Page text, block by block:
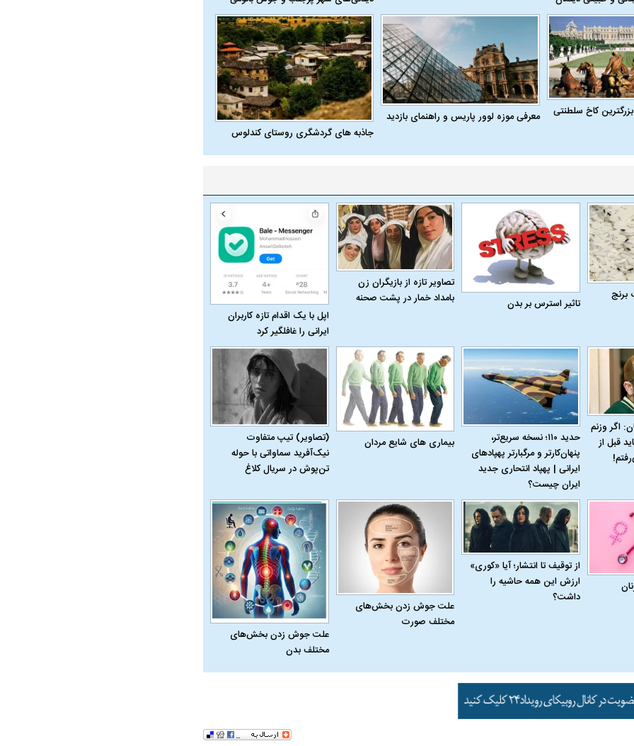
کاخ سلطنتی
معرفی موزه لوور پاریس و راهنمای بازدید
جاذبه های گردشگری روستای کندلوس
برنج
تاثیر استرس بر بدن
تصاویر تازه از بازیگران زن
بامداد خمار در پشت صحنه
اپل با یک اقدام تازه کاربران
ایرانی را غافلگیر کرد
اگر وزنم
قبل از
حدید ۱۱۰؛ نسخه سریع‌تر،
پنهان‌کارتر و مرگبارتر پهپادهای
ایرانی | پهپاد انتحاری جدید
ایران چیست؟
بیماری‌ های شایع مردان
(تصاویر) تیپ متفاوت
نیک‌آفرید سماواتی با حوله
تن‌پوش در سریال کلاغ
از توقیف تا انتشار؛ آیا «کوری»
ارزش این همه حاشیه را
داشت؟
علت جوش زدن بخش‌های
مختلف صورت
علت جوش زدن بخش‌های
مختلف بدن
یک سلسله |
شاه در ایران
ریشه‌های عزاداری ماه محرم در فرهنگ
و تاریخ ایران